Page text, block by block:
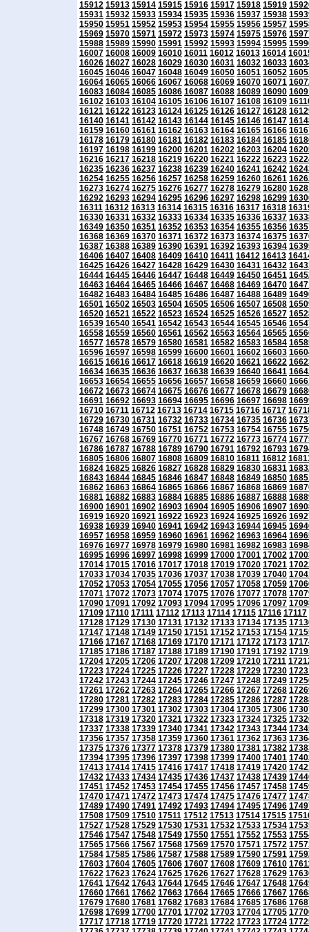
15912 15913 15914 15915 15916 15917 15918 15919
15931 15932 15933 15934 15935 15936 15937 15938
15950 15951 15952 15953 15954 15955 15956 15957
15969 15970 15971 15972 15973 15974 15975 15976
15988 15989 15990 15991 15992 15993 15994 15995
16007 16008 16009 16010 16011 16012 16013 16014
16026 16027 16028 16029 16030 16031 16032 16033
16045 16046 16047 16048 16049 16050 16051 16052
16064 16065 16066 16067 16068 16069 16070 16071
16083 16084 16085 16086 16087 16088 16089 16090
16102 16103 16104 16105 16106 16107 16108 16109
16121 16122 16123 16124 16125 16126 16127 16128
16140 16141 16142 16143 16144 16145 16146 16147
16159 16160 16161 16162 16163 16164 16165 16166
16178 16179 16180 16181 16182 16183 16184 16185
16197 16198 16199 16200 16201 16202 16203 16204
16216 16217 16218 16219 16220 16221 16222 16223
16235 16236 16237 16238 16239 16240 16241 16242
16254 16255 16256 16257 16258 16259 16260 16261
16273 16274 16275 16276 16277 16278 16279 16280
16292 16293 16294 16295 16296 16297 16298 16299
16311 16312 16313 16314 16315 16316 16317 16318
16330 16331 16332 16333 16334 16335 16336 16337
16349 16350 16351 16352 16353 16354 16355 16356
16368 16369 16370 16371 16372 16373 16374 16375
16387 16388 16389 16390 16391 16392 16393 16394
16406 16407 16408 16409 16410 16411 16412 16413
16425 16426 16427 16428 16429 16430 16431 16432
16444 16445 16446 16447 16448 16449 16450 16451
16463 16464 16465 16466 16467 16468 16469 16470
16482 16483 16484 16485 16486 16487 16488 16489
16501 16502 16503 16504 16505 16506 16507 16508
16520 16521 16522 16523 16524 16525 16526 16527
16539 16540 16541 16542 16543 16544 16545 16546
16558 16559 16560 16561 16562 16563 16564 16565
16577 16578 16579 16580 16581 16582 16583 16584
16596 16597 16598 16599 16600 16601 16602 16603
16615 16616 16617 16618 16619 16620 16621 16622
16634 16635 16636 16637 16638 16639 16640 16641
16653 16654 16655 16656 16657 16658 16659 16660
16672 16673 16674 16675 16676 16677 16678 16679
16691 16692 16693 16694 16695 16696 16697 16698
16710 16711 16712 16713 16714 16715 16716 16717
16729 16730 16731 16732 16733 16734 16735 16736
16748 16749 16750 16751 16752 16753 16754 16755
16767 16768 16769 16770 16771 16772 16773 16774
16786 16787 16788 16789 16790 16791 16792 16793
16805 16806 16807 16808 16809 16810 16811 16812
16824 16825 16826 16827 16828 16829 16830 16831
16843 16844 16845 16846 16847 16848 16849 16850
16862 16863 16864 16865 16866 16867 16868 16869
16881 16882 16883 16884 16885 16886 16887 16888
16900 16901 16902 16903 16904 16905 16906 16907
16919 16920 16921 16922 16923 16924 16925 16926
16938 16939 16940 16941 16942 16943 16944 16945
16957 16958 16959 16960 16961 16962 16963 16964
16976 16977 16978 16979 16980 16981 16982 16983
16995 16996 16997 16998 16999 17000 17001 17002
17014 17015 17016 17017 17018 17019 17020 17021
17033 17034 17035 17036 17037 17038 17039 17040
17052 17053 17054 17055 17056 17057 17058 17059
17071 17072 17073 17074 17075 17076 17077 17078
17090 17091 17092 17093 17094 17095 17096 17097
17109 17110 17111 17112 17113 17114 17115 17116 17117
17128 17129 17130 17131 17132 17133 17134 17135
17147 17148 17149 17150 17151 17152 17153 17154
17166 17167 17168 17169 17170 17171 17172 17173
17185 17186 17187 17188 17189 17190 17191 17192
17204 17205 17206 17207 17208 17209 17210 17211
17223 17224 17225 17226 17227 17228 17229 17230
17242 17243 17244 17245 17246 17247 17248 17249
17261 17262 17263 17264 17265 17266 17267 17268
17280 17281 17282 17283 17284 17285 17286 17287
17299 17300 17301 17302 17303 17304 17305 17306
17318 17319 17320 17321 17322 17323 17324 17325
17337 17338 17339 17340 17341 17342 17343 17344
17356 17357 17358 17359 17360 17361 17362 17363
17375 17376 17377 17378 17379 17380 17381 17382
17394 17395 17396 17397 17398 17399 17400 17401
17413 17414 17415 17416 17417 17418 17419 17420
17432 17433 17434 17435 17436 17437 17438 17439
17451 17452 17453 17454 17455 17456 17457 17458
17470 17471 17472 17473 17474 17475 17476 17477
17489 17490 17491 17492 17493 17494 17495 17496
17508 17509 17510 17511 17512 17513 17514 17515
17527 17528 17529 17530 17531 17532 17533 17534
17546 17547 17548 17549 17550 17551 17552 17553
17565 17566 17567 17568 17569 17570 17571 17572
17584 17585 17586 17587 17588 17589 17590 17591
17603 17604 17605 17606 17607 17608 17609 17610
17622 17623 17624 17625 17626 17627 17628 17629
17641 17642 17643 17644 17645 17646 17647 17648
17660 17661 17662 17663 17664 17665 17666 17667
17679 17680 17681 17682 17683 17684 17685 17686
17698 17699 17700 17701 17702 17703 17704 17705
17717 17718 17719 17720 17721 17722 17723 17724